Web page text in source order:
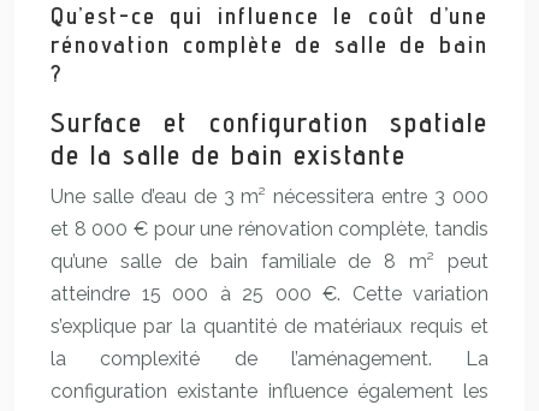
Qu’est-ce qui influence le coût d’une
rénovation complète de salle de bain
?
Surface et configuration spatiale
de la salle de bain existante
Une salle d’eau de 3 m² nécessitera entre 3 000
et 8 000 € pour une rénovation complète, tandis
qu’une salle de bain familiale de 8 m² peut
atteindre 15 000 à 25 000 €. Cette variation
s’explique par la quantité de matériaux requis et
la complexité de l’aménagement. La
configuration existante influence également les